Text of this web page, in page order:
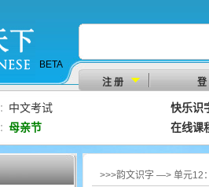
BETA
注 册
登
： 中文考试
快乐识
： 母亲节 在线课
>>>韵文识字 —> 单元12